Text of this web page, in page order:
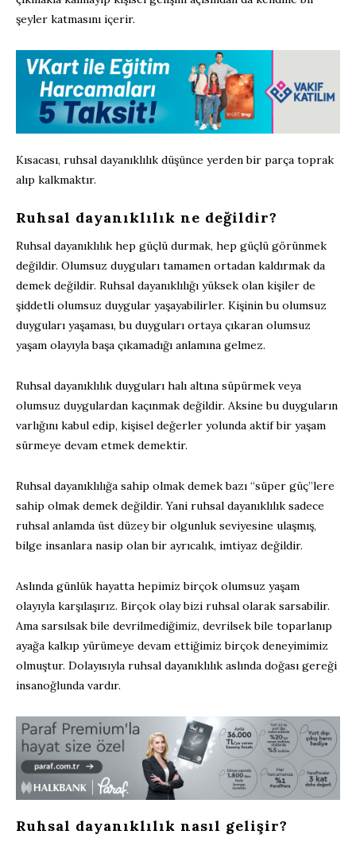
şeyler katmasını içerir.
Kısacası, ruhsal dayanıklılık düşünce yerden bir parça toprak
alıp kalkmaktır.
Ruhsal dayanıklılık ne değildir?
Ruhsal dayanıklılık hep güçlü durmak, hep güçlü görünmek
değildir. Olumsuz duyguları tamamen ortadan kaldırmak da
demek değildir. Ruhsal dayanıklılığı yüksek olan kişiler de
şiddetli olumsuz duygular yaşayabilirler. Kişinin bu olumsuz
duyguları yaşaması, bu duyguları ortaya çıkaran olumsuz
yaşam olayıyla başa çıkamadığı anlamına gelmez.
Ruhsal dayanıklılık duyguları halı altına süpürmek veya
olumsuz duygulardan kaçınmak değildir. Aksine bu duyguların
varlığını kabul edip, kişisel değerler yolunda aktif bir yaşam
sürmeye devam etmek demektir.
Ruhsal dayanıklılığa sahip olmak demek bazı “süper güç”lere
sahip olmak demek değildir. Yani ruhsal dayanıklılık sadece
ruhsal anlamda üst düzey bir olgunluk seviyesine ulaşmış,
bilge insanlara nasip olan bir ayrıcalık, imtiyaz değildir.
Aslında günlük hayatta hepimiz birçok olumsuz yaşam
olayıyla karşılaşırız. Birçok olay bizi ruhsal olarak sarsabilir.
Ama sarsılsak bile devrilmediğimiz, devrilsek bile toparlanıp
ayağa kalkıp yürümeye devam ettiğimiz birçok deneyimimiz
olmuştur. Dolayısıyla ruhsal dayanıklılık aslında doğası gereği
insanoğlunda vardır.
Ruhsal dayanıklılık nasıl gelişir?